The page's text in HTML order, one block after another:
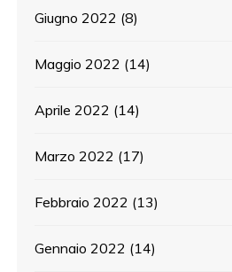
Giugno 2022 (8)
Maggio 2022 (14)
Aprile 2022 (14)
Marzo 2022 (17)
Febbraio 2022 (13)
Gennaio 2022 (14)